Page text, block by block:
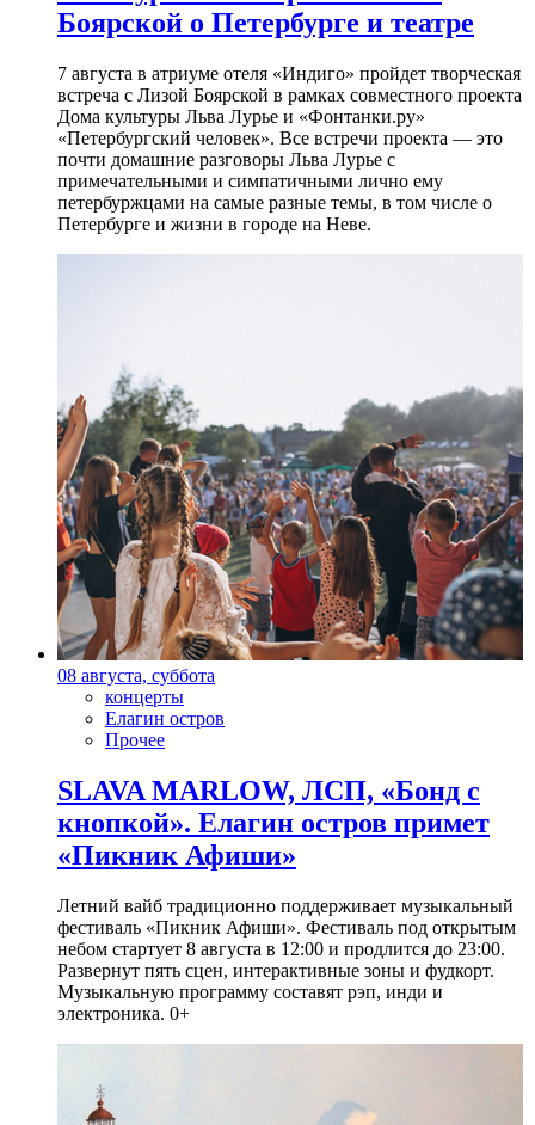
Боярской о Петербурге и театре
7 августа в атриуме отеля «Индиго» пройдет творческая
встреча с Лизой Боярской в рамках совместного проекта
Дома культуры Льва Лурье и «Фонтанки.ру»
«Петербургский человек». Все встречи проекта — это
почти домашние разговоры Льва Лурье с
примечательными и симпатичными лично ему
петербуржцами на самые разные темы, в том числе о
Петербурге и жизни в городе на Неве.
08 августа, суббота
концерты
Елагин остров
Прочее
SLAVA MARLOW, ЛСП, «Бонд с
кнопкой». Елагин остров примет
«Пикник Афиши»
Летний вайб традиционно поддерживает музыкальный
фестиваль «Пикник Афиши». Фестиваль под открытым
небом стартует 8 августа в 12:00 и продлится до 23:00.
Развернут пять сцен, интерактивные зоны и фудкорт.
Музыкальную программу составят рэп, инди и
электроника. 0+